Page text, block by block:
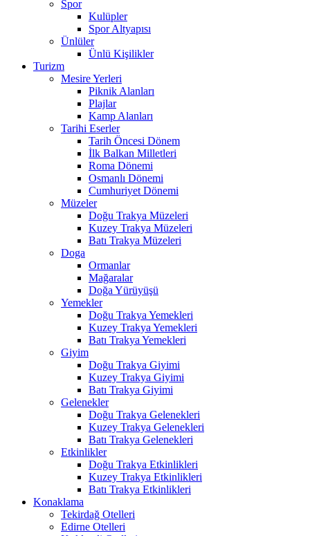
Spor
Kulüpler
Spor Altyapısı
Ünlüler
Ünlü Kişilikler
Turizm
Mesire Yerleri
Piknik Alanları
Plajlar
Kamp Alanları
Tarihi Eserler
Tarih Öncesi Dönem
İlk Balkan Milletleri
Roma Dönemi
Osmanlı Dönemi
Cumhuriyet Dönemi
Müzeler
Doğu Trakya Müzeleri
Kuzey Trakya Müzeleri
Batı Trakya Müzeleri
Doga
Ormanlar
Mağaralar
Doğa Yürüyüşü
Yemekler
Doğu Trakya Yemekleri
Kuzey Trakya Yemekleri
Batı Trakya Yemekleri
Giyim
Doğu Trakya Giyimi
Kuzey Trakya Giyimi
Batı Trakya Giyimi
Gelenekler
Doğu Trakya Gelenekleri
Kuzey Trakya Gelenekleri
Batı Trakya Gelenekleri
Etkinlikler
Doğu Trakya Etkinlikleri
Kuzey Trakya Etkinlikleri
Batı Trakya Etkinlikleri
Konaklama
Tekirdağ Otelleri
Edirne Otelleri